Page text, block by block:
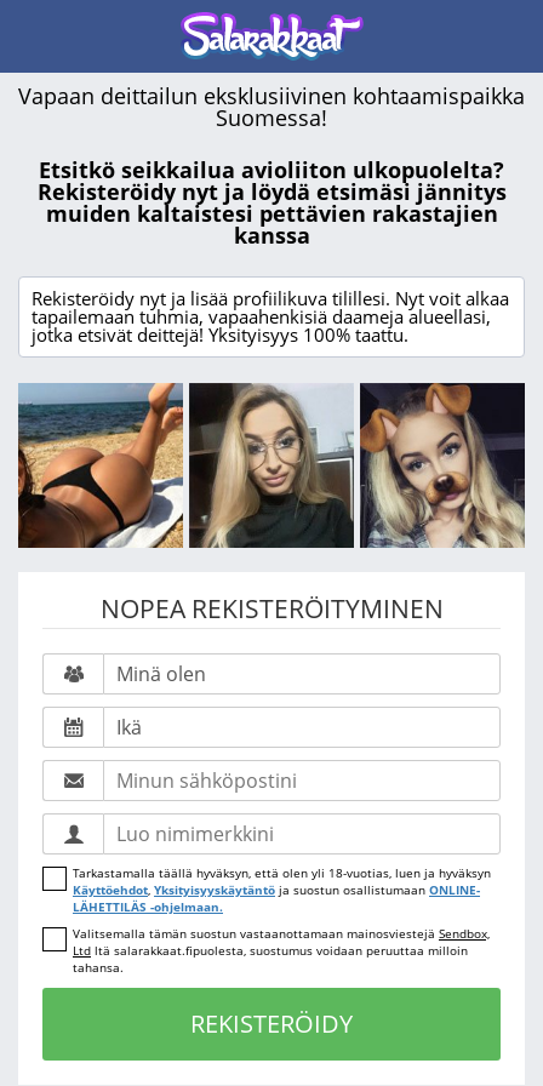
Vapaan deittailun eksklusiivinen kohtaamispaikka
Suomessa!
Etsitkö seikkailua avioliiton ulkopuolelta?
Rekisteröidy nyt ja löydä etsimäsi jännitys
muiden kaltaistesi pettävien rakastajien
kanssa
Rekisteröidy nyt ja lisää profiilikuva tilillesi. Nyt voit alkaa
tapailemaan tuhmia, vapaahenkisiä daameja alueellasi,
jotka etsivät deittejä! Yksityisyys 100% taattu.
NOPEA REKISTERÖITYMINEN
Tarkastamalla täällä hyväksyn, että olen yli 18-vuotias, luen ja hyväksyn
Käyttöehdot, Yksityisyyskäytäntö ja suostun osallistumaan ONLINE-
LÄHETTILÄS -ohjelmaan.
Valitsemalla tämän suostun vastaanottamaan mainosviestejä Sendbox,
Ltd ltä salarakkaat.fipuolesta, suostumus voidaan peruuttaa milloin
tahansa.